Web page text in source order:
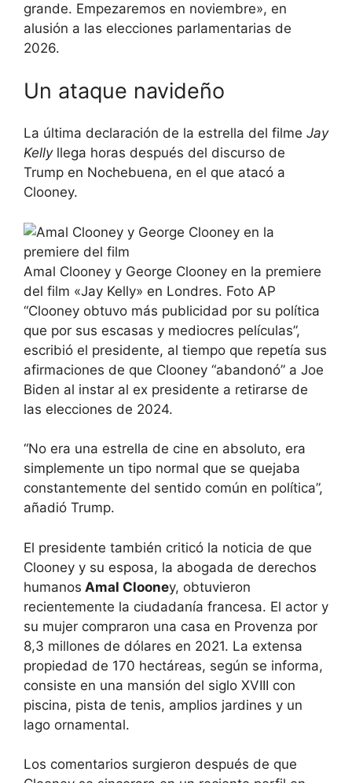
grande. Empezaremos en noviembre», en
alusión a las elecciones parlamentarias de
2026.
Un ataque navideño
La última declaración de la estrella del filme Jay
Kellyllega horas después del discurso de
Trump en Nochebuena, en el que atacó a
Clooney.
Amal Clooney y George Clooney en la premiere
del film «Jay Kelly» en Londres. Foto AP
“Clooney obtuvo más publicidad por su política
que por sus escasas y mediocres películas”,
escribió el presidente, al tiempo que repetía sus
afirmaciones de que Clooney “abandonó” a Joe
Biden al instar al ex presidente a retirarse de
las elecciones de 2024.
“No era una estrella de cine en absoluto, era
simplemente un tipo normal que se quejaba
constantemente del sentido común en política”,
añadió Trump.
El presidente también criticó la noticia de que
Clooney y su esposa, la abogada de derechos
humanos Amal Clooney, obtuvieron
recientemente la ciudadanía francesa. El actor y
su mujer compraron una casa en Provenza por
8,3 millones de dólares en 2021. La extensa
propiedad de 170 hectáreas, según se informa,
consiste en una mansión del siglo XVIII con
piscina, pista de tenis, amplios jardines y un
lago ornamental.
Los comentarios surgieron después de que